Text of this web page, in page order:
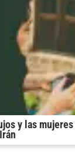
y las